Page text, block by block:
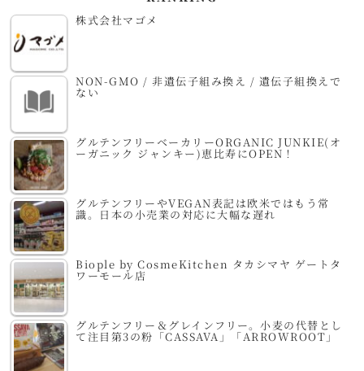
株式会社マゴメ
NON-GMO / 非遺伝子組み換え / 遺伝子組換えで
ない
グルテンフリーベーカリーORGANIC JUNKIE(オ
ーガニック ジャンキー)恵比寿にOPEN！
グルテンフリーやVEGAN表記は欧米ではもう常
識。日本の小売業の対応に大幅な遅れ
Biople by CosmeKitchen タカシマヤ ゲートタ
ワーモール店
グルテンフリー＆グレインフリー。小麦の代替とし
て注目第3の粉「CASSAVA」「ARROWROOT」